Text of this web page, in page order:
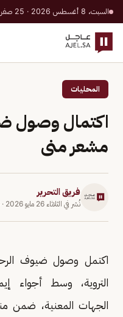
السبت، 8 أغسطس 2026 · 25 صفر 1448 هـ
المحليات
اكتمال وصول
مشعر منى
فريق التحرير
نُشر في الثلاثاء 26 مايو 2026 ·
اكتمل وصول ضيوف
التروية، وسط أجواء
الجهات المعنية، ضمن